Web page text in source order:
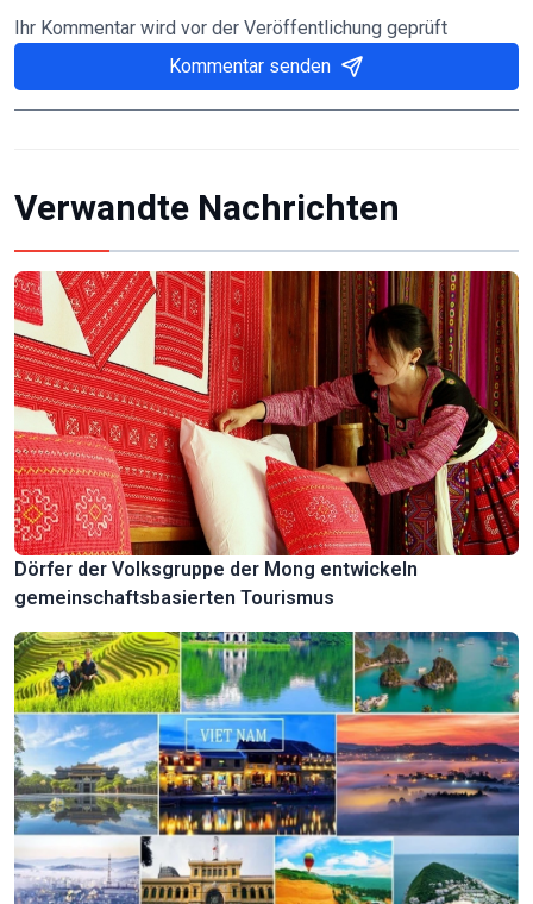
Ihr Kommentar wird vor der Veröffentlichung geprüft
Kommentar senden
Verwandte Nachrichten
Dörfer der Volksgruppe der Mong entwickeln
gemeinschaftsbasierten Tourismus